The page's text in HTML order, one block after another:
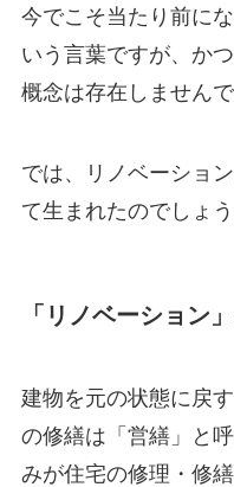
今でこそ当たり前に
いう言葉ですが、か
概念は存在しませんで
では、リノベーショ
て生まれたのでしょう
「リノベーション
建物を元の状態に戻
の修繕は「営繕」と
みが住宅の修理・修